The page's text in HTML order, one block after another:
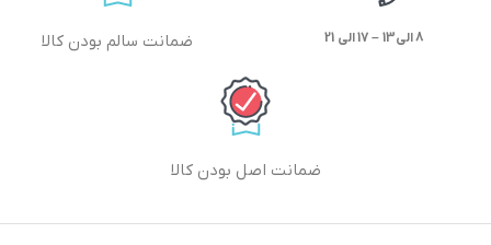
8 الی13 – 17 الی 21 ضمانت سالم بودن کالا
ضمانت اصل بودن کالا